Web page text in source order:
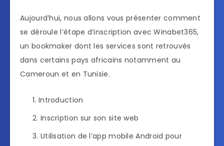
Aujourd’hui, nous allons vous présenter comment
se déroule l’étape d’inscription avec Winabet365,
un bookmaker dont les services sont retrouvés
dans certains pays africains notamment au
Cameroun et en Tunisie.
Introduction
Inscription sur son site web
Utilisation de l’app mobile Android pour